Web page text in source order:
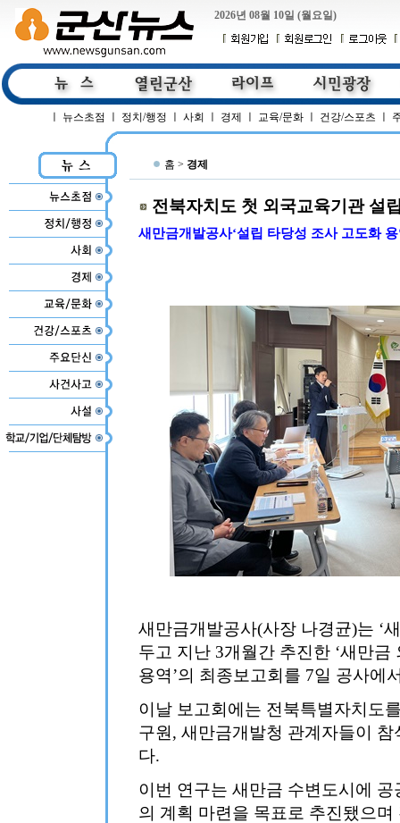
2026년 08월 10일 (월요일)
뉴스초점 정치/행정 사회 경제 교육/문화 건강/스포츠
홈 > 경제
전북자치도 첫 외국교육기관 설
새만금개발공사‘설립 타당성 조사 고도화
새만금개발공사(사장 나경균)는 ‘
두고 지난 3개월간 추진한 ‘새만
용역’의 최종보고회를 7일 공사에
이날 보고회에는 전북특별자치도
구원, 새만금개발청 관계자들이
다.
이번 연구는 새만금 수변도시에
의 계획 마련을 목표로 추진됐으